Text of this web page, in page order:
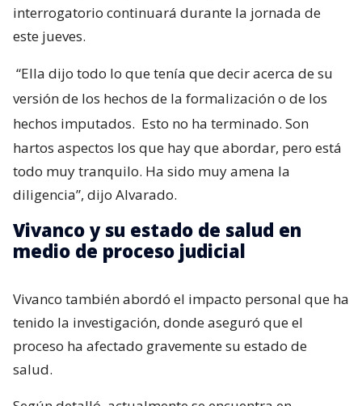
interrogatorio continuará durante la jornada de
este jueves.
“Ella dijo todo lo que tenía que decir acerca de su
versión de los hechos de la formalización o de los
hechos imputados. Esto no ha terminado. Son
hartos aspectos los que hay que abordar, pero está
todo muy tranquilo. Ha sido muy amena la
diligencia”, dijo Alvarado.
Vivanco y su estado de salud en
medio de proceso judicial
Vivanco también abordó el impacto personal que ha
tenido la investigación, donde aseguró que el
proceso ha afectado gravemente su estado de
salud.